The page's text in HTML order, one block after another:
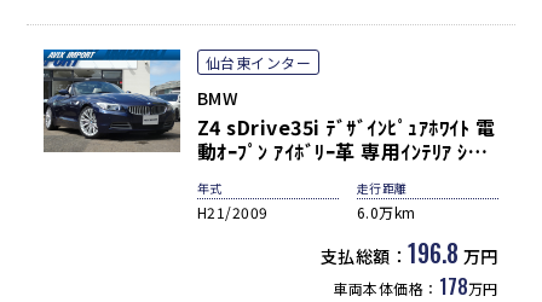
仙台東インター
BMW
Z4 sDrive35i ﾃﾞｻﾞｲﾝﾋﾟｭｱﾎﾜｲﾄ 電
動ｵｰﾌﾟﾝ ｱｲﾎﾞﾘｰ革 専用ｲﾝﾃﾘｱ ｼｰﾄ
ﾋｰﾀｰ 電動ｼｰﾄ 純正ﾅﾋﾞ 地ﾃﾞｼﾞ ﾊﾞｲ
ｷｾﾉﾝHL PDC ｸﾙｺﾝ ｱﾀﾞﾌﾟﾃｨﾌﾞMｻｽ
ﾍﾟﾝｼｮﾝ 純正18ｲﾝﾁAW 直6ｴﾝｼﾞﾝ＆
年式
H21/2009
走行距離
6.0万km
支払総額： 196.8 万円
車両本体価格： 178万円